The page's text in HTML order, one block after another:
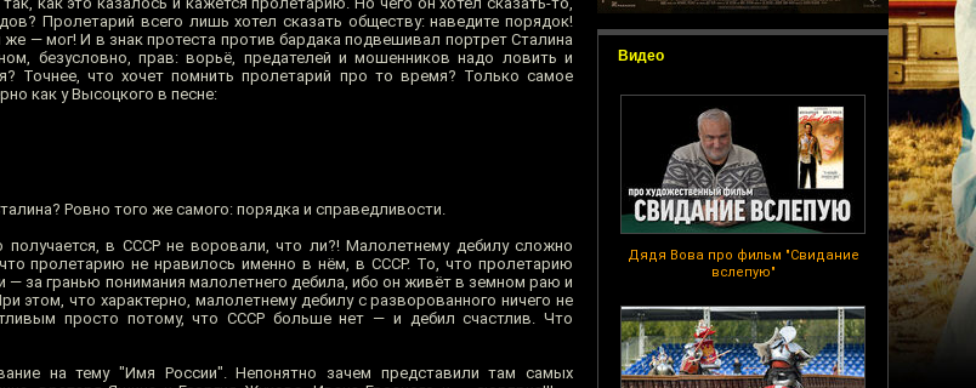
Видео
Дядя Вова про фильм "Свидание
вслепую"
Пролетарий всего лишь хотел сказать обществу: наведите порядок!
— мог! И в знак протеста против бардака подвешивал портрет Сталина
безусловно, прав: ворьё, предателей и мошенников надо ловить и
Точнее, что хочет помнить пролетарий про то время? Только самое
как у Высоцкого в песне:
Ровно того же самого: порядка и справедливости.
в СССР не воровали, что ли?! Малолетнему дебилу сложно
пролетарию не нравилось именно в нём, в СССР. То, что пролетарию
— за гранью понимания малолетнего дебила, ибо он живёт в земном раю и
этом, что характерно, малолетнему дебилу с разворованного ничего не
просто потому, что СССР больше нет — и дебил счастлив. Что
на тему "Имя России". Непонятно зачем представили там самых